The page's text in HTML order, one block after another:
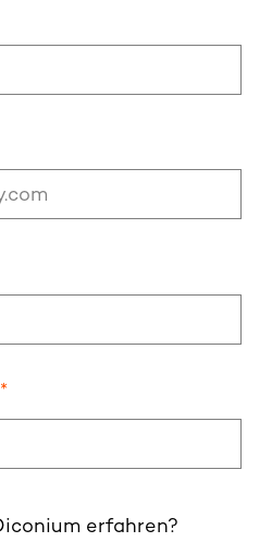
*
erfahren?